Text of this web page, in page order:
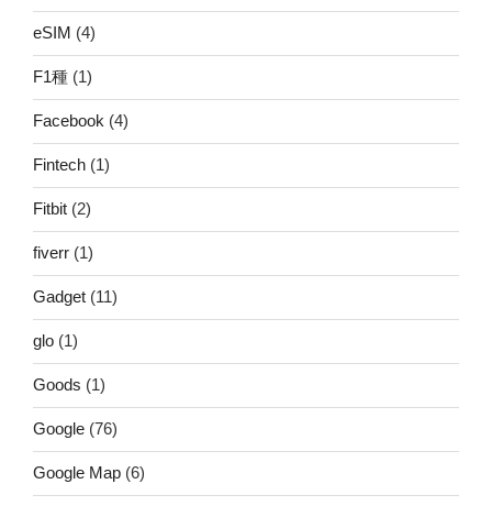
eSIM (4)
F1種 (1)
Facebook (4)
Fintech (1)
Fitbit (2)
fiverr (1)
Gadget (11)
glo (1)
Goods (1)
Google (76)
Google Map (6)